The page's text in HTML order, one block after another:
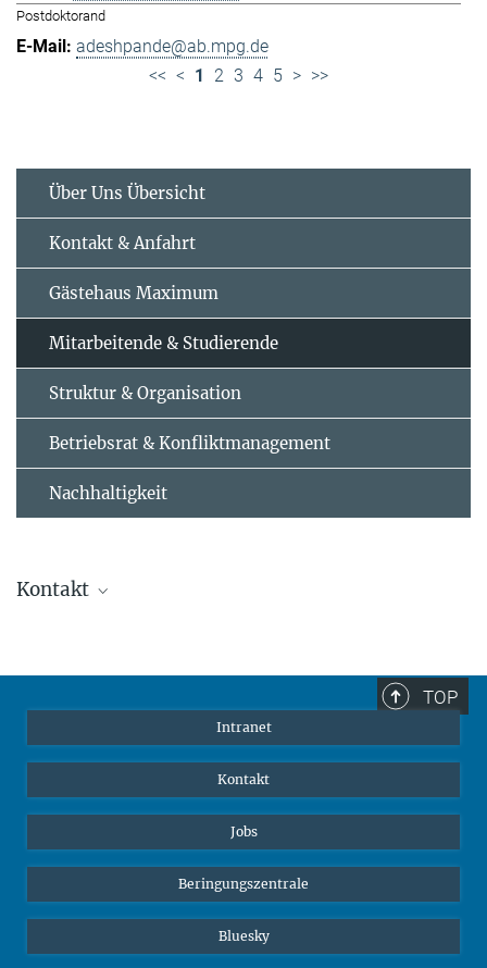
Postdoktorand
adeshpande@ab.mpg.de
<< < 1 2 3 4 5 > >>
Über Uns Übersicht
Kontakt & Anfahrt
Gästehaus Maximum
Mitarbeitende & Studierende
Struktur & Organisation
Betriebsrat & Konfliktmanagement
Nachhaltigkeit
Kontakt
TOP
Intranet
Kontakt
Jobs
Beringungszentrale
Bluesky